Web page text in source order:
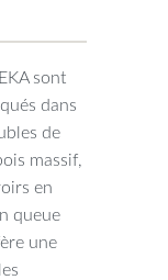
sont
dans
de
massif,
en
queue
une